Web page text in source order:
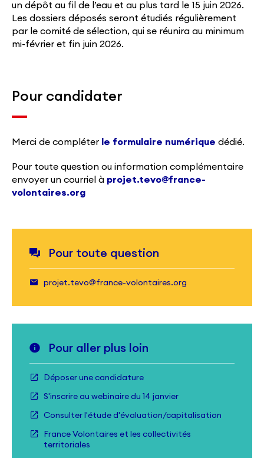
un dépôt au fil de l’eau et au plus tard le 15 juin 2026.
Les dossiers déposés seront étudiés régulièrement
par le comité de sélection, qui se réunira au minimum
mi-février et fin juin 2026.
Pour candidater
Merci de compléter le formulaire numérique dédié.
Pour toute question ou information complémentaire
envoyer un courriel à projet.tevo@france-
volontaires.org
Pour toute question
projet.tevo@france-volontaires.org
Pour aller plus loin
Déposer une candidature
S'inscrire au webinaire du 14 janvier
Consulter l'étude d'évaluation/capitalisation
France Volontaires et les collectivités
territoriales